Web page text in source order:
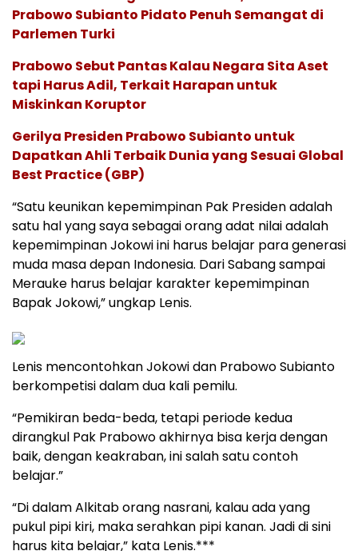
Prabowo Subianto Pidato Penuh Semangat di
Parlemen Turki
Prabowo Sebut Pantas Kalau Negara Sita Aset
tapi Harus Adil, Terkait Harapan untuk
Miskinkan Koruptor
Gerilya Presiden Prabowo Subianto untuk
Dapatkan Ahli Terbaik Dunia yang Sesuai Global
Best Practice (GBP)
“Satu keunikan kepemimpinan Pak Presiden adalah
satu hal yang saya sebagai orang adat nilai adalah
kepemimpinan Jokowi ini harus belajar para generasi
muda masa depan Indonesia. Dari Sabang sampai
Merauke harus belajar karakter kepemimpinan
Bapak Jokowi,” ungkap Lenis.
Lenis mencontohkan Jokowi dan Prabowo Subianto
berkompetisi dalam dua kali pemilu.
“Pemikiran beda-beda, tetapi periode kedua
dirangkul Pak Prabowo akhirnya bisa kerja dengan
baik, dengan keakraban, ini salah satu contoh
belajar.”
“Di dalam Alkitab orang nasrani, kalau ada yang
pukul pipi kiri, maka serahkan pipi kanan. Jadi di sini
harus kita belajar,” kata Lenis.***